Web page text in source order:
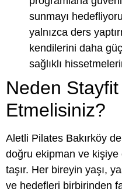
sunmayı
yalnızca ders
kendilerini daha
sağlıklı
Neden Stayfit
Etmelisiniz?
Aletli Pilates Bakırköy
doğru ekipman ve kişiye
taşır. Her bireyin yaşı,
ve hedefleri birbirinden